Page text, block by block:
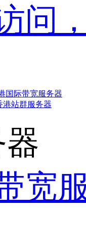
问
国际带宽服务器
港站群服务器
宽